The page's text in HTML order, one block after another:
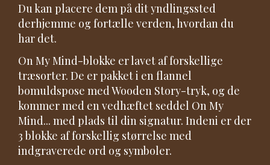
Du kan placere dem på dit yndlingssted
derhjemme og fortælle verden, hvordan du
har det.
On My Mind-blokke er lavet af forskellige
træsorter. De er pakket i en flannel
bomuldspose med Wooden Story-tryk, og de
kommer med en vedhæftet seddel On My
Mind... med plads til din signatur. Indeni er der
3 blokke af forskellig størrelse med
indgraverede ord og symboler.